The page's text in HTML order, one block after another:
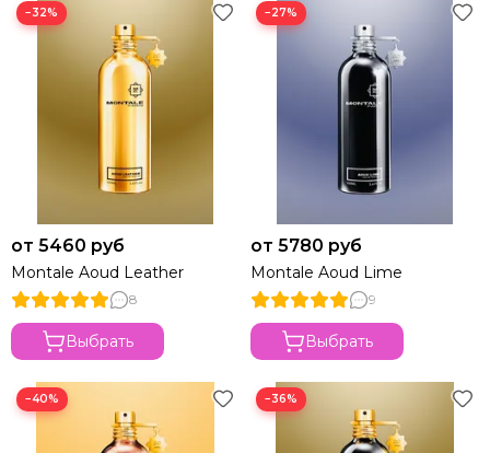
−32%
от 5460 руб
Montale Aoud Leather
8
Выбрать
−27%
от 5780 руб
Montale Aoud Lime
9
Выбрать
−40% −36%